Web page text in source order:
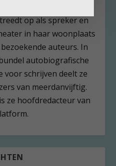
op als spreker en
in haar woonplaats
auteurs. In
autobiografische
voor schrijven deelt ze
van meerdanvijftig.
ze hoofdredacteur van